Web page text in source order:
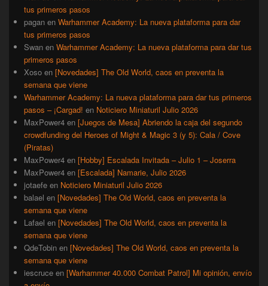
tus primeros pasos
pagan en Warhammer Academy: La nueva plataforma para dar
tus primeros pasos
Swan en Warhammer Academy: La nueva plataforma para dar tus
primeros pasos
Xoso en [Novedades] The Old World, caos en preventa la
semana que viene
Warhammer Academy: La nueva plataforma para dar tus primeros
pasos – ¡Cargad! en Noticiero Miniaturil Julio 2026
MaxPower4 en [Juegos de Mesa] Abriendo la caja del segundo
crowdfunding del Heroes of Might & Magic 3 (y 5): Cala / Cove
(Piratas)
MaxPower4 en [Hobby] Escalada Invitada – Julio 1 – Joserra
MaxPower4 en [Escalada] Namarie, Julio 2026
jotaefe en Noticiero Miniaturil Julio 2026
balael en [Novedades] The Old World, caos en preventa la
semana que viene
Lafael en [Novedades] The Old World, caos en preventa la
semana que viene
QdeTobin en [Novedades] The Old World, caos en preventa la
semana que viene
iescruce en [Warhammer 40.000 Combat Patrol] Mi opinión, envío